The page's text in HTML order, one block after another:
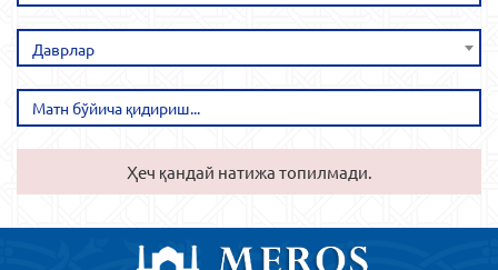
Даврлар
Ҳеч қандай натижа топилмади.